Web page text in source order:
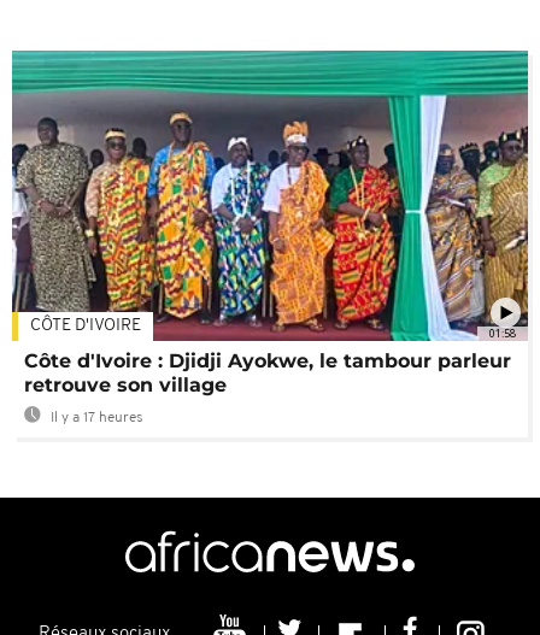
01:58
CÔTE D'IVOIRE
Côte d'Ivoire : Djidji Ayokwe, le tambour parleur
retrouve son village
Il y a 17 heures